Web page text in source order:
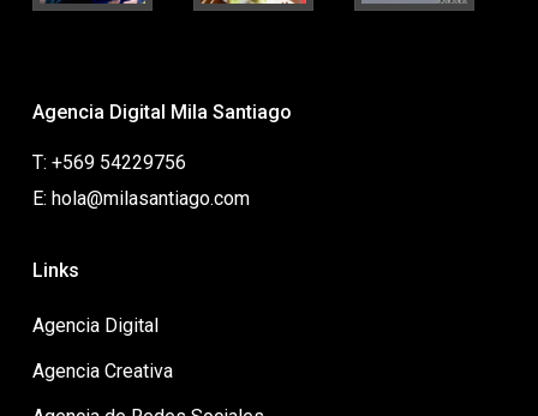
Agencia Digital Mila Santiago
T: +569 54229756
E: hola@milasantiago.com
Links
Agencia Digital
Agencia Creativa